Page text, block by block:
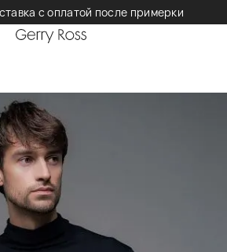
с оплатой после примерки